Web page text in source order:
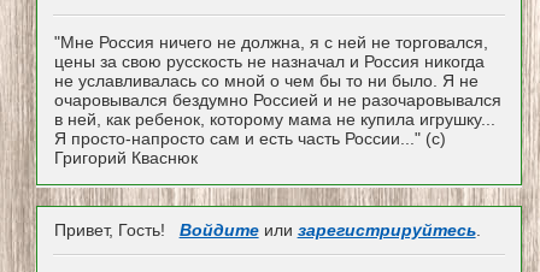
"Мне Россия ничего не должна, я с ней не торговался,
цены за свою русскость не назначал и Россия никогда
не уславливалась со мной о чем бы то ни было. Я не
очаровывался бездумно Россией и не разочаровывался
в ней, как ребенок, которому мама не купила игрушку...
Я просто-напросто сам и есть часть России..." (с)
Григорий Кваснюк
Привет, Гость! Войдитеили зарегистрируйтесь.